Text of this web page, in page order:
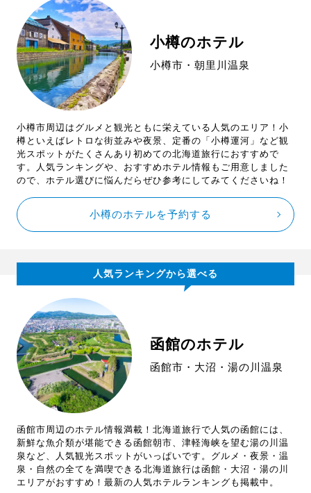
小樽のホテル
小樽市・朝里川温泉
小樽市周辺はグルメと観光ともに栄えている人気のエリア！小
樽といえばレトロな街並みや夜景、定番の「小樽運河」など観
光スポットがたくさんあり初めての北海道旅行におすすめで
す。人気ランキングや、おすすめホテル情報もご用意しました
ので、ホテル選びに悩んだらぜひ参考にしてみてくださいね！
小樽のホテルを予約する
人気ランキングから選べる
函館のホテル
函館市・大沼・湯の川温泉
函館市周辺のホテル情報満載！北海道旅行で人気の函館には、
新鮮な魚介類が堪能できる函館朝市、津軽海峡を望む湯の川温
泉など、人気観光スポットがいっぱいです。グルメ・夜景・温
泉・自然の全てを満喫できる北海道旅行は函館・大沼・湯の川
エリアがおすすめ！最新の人気ホテルランキングも掲載中。